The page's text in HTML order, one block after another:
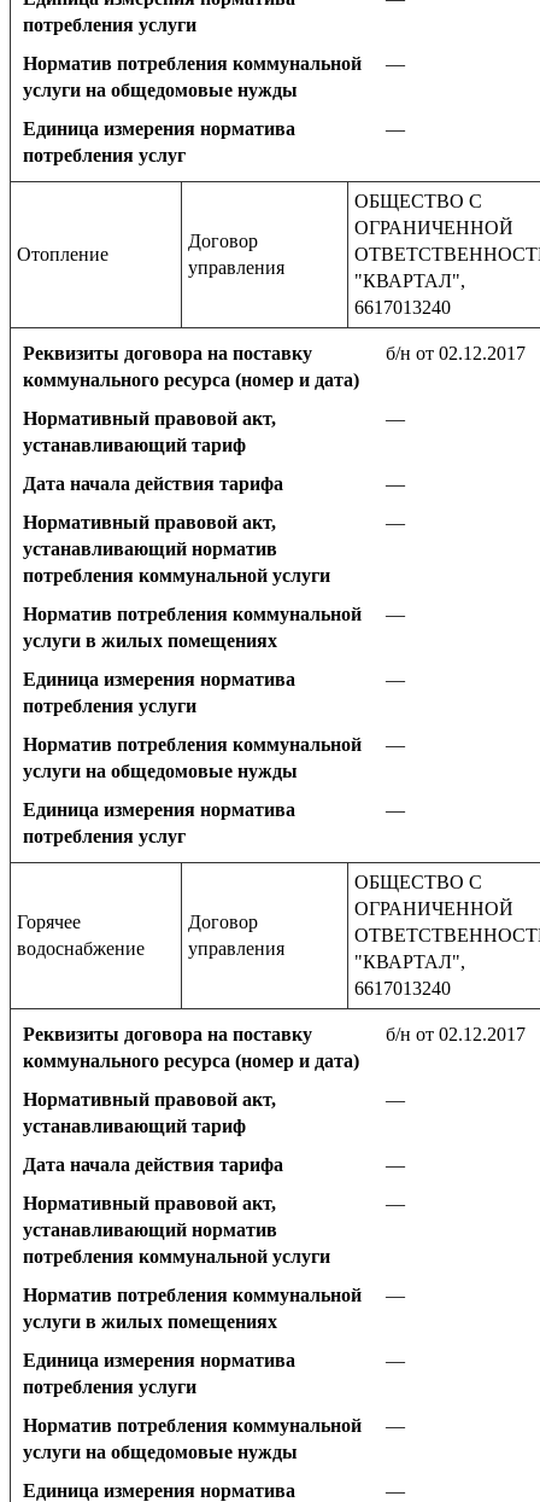
потребления услуги
Норматив потребления коммунальной
услуги на общедомовые нужды
—
Единица измерения норматива
потребления услуг
—
Отопление
Договор
управления
ОБЩЕСТВО С
ОГРАНИЧЕННОЙ
"КВАРТАЛ",
6617013240
Реквизиты договора на поставку
коммунального ресурса (номер и дата)
б/н от 02.12.2017
Нормативный правовой акт,
устанавливающий тариф
—
Дата начала действия тарифа
—
Нормативный правовой акт,
устанавливающий норматив
потребления коммунальной услуги
—
Норматив потребления коммунальной
услуги в жилых помещениях
—
Единица измерения норматива
потребления услуги
—
Норматив потребления коммунальной
услуги на общедомовые нужды
—
Единица измерения норматива
потребления услуг
—
Горячее
водоснабжение
Договор
управления
ОБЩЕСТВО С
ОГРАНИЧЕННОЙ
"КВАРТАЛ",
6617013240
Реквизиты договора на поставку
коммунального ресурса (номер и дата)
б/н от 02.12.2017
Нормативный правовой акт,
устанавливающий тариф
—
Дата начала действия тарифа
—
Нормативный правовой акт,
устанавливающий норматив
потребления коммунальной услуги
—
Норматив потребления коммунальной
услуги в жилых помещениях
—
Единица измерения норматива
потребления услуги
—
Норматив потребления коммунальной
услуги на общедомовые нужды
—
Единица измерения норматива
—